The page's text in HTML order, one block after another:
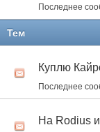
Последнее
Тем
Куплю
Последнее
На Rodius